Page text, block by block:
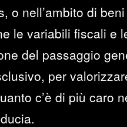
o nell’ambito di
le variabili fiscali e
del passaggio
per
c’è di più caro